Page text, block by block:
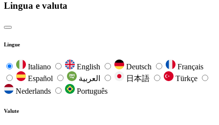
Lingua e valuta
Lingue
Italiano English Deutsch
Français
Español
日本語
Türkçe
Nederlands
Português
Valute